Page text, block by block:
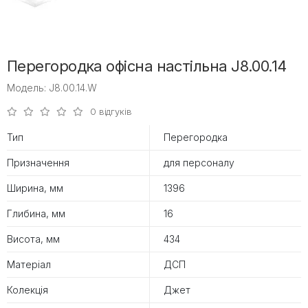
Перегородка офісна настільна J8.00.14
Модель: J8.00.14.W
0 відгуків
Тип Перегородка
Призначення для персоналу
Ширина, мм 1396
Глибина, мм 16
Висота, мм 434
Матеріал ДСП
Колекція Джет